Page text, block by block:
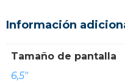
Información
Tamaño de pantalla
6,5"